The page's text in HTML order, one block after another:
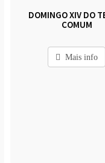
DOMINGO XIV DO
COMUM
Mais info